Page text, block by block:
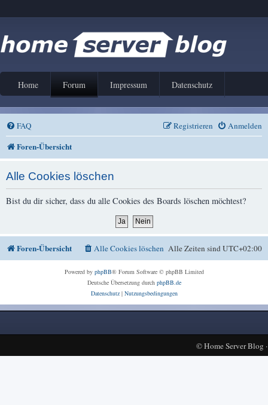
Home Forum Impressum Datenschutz
FAQ Anmelden
Registrieren
Foren-Übersicht
Alle Cookies löschen
Bist du dir sicher, dass du alle Cookies des Boards löschen möchtest?
Foren-Übersicht Alle Zeiten sindUTC+02:00
Alle Cookies löschen
Powered by phpBB® Forum Software © phpBB Limited
Deutsche Übersetzung durch phpBB.de
Datenschutz| Nutzungsbedingungen
©Home Server Blog